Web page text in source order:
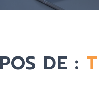
DE :